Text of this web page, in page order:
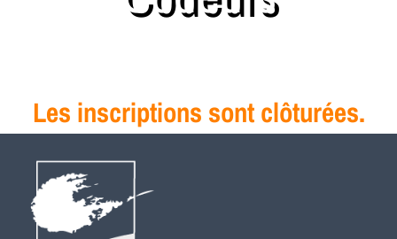
Les inscriptions sont clôturées.